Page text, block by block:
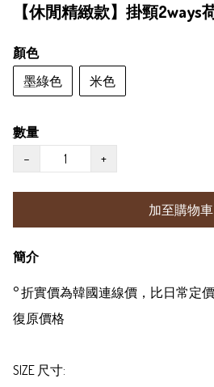
【休閒精緻款】掛頸2ways
顏色
墨綠色
米色
數量
−
+
加至購物車
簡介
° 折實價為韓國連線價，比日常定
復原價格
SIZE 尺寸: